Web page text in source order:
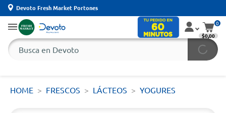
Devoto Fresh Market Portones
0
$0,00
HOME FRESCOS LÁCTEOS YOGURES